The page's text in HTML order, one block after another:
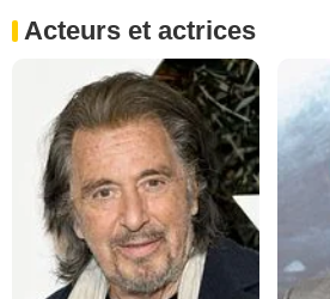
Acteurs et actrices